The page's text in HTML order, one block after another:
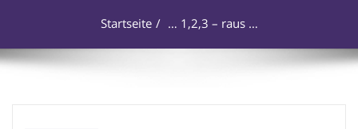
Startseite … 1,2,3 – raus …